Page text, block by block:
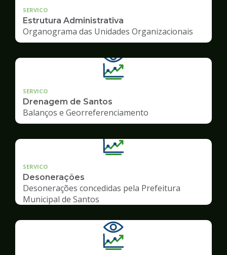
SERVICO
Estrutura Administrativa
Organograma das Unidades Organizacionais
SERVICO
Drenagem de Santos
Balanços e Georreferenciamento
SERVICO
Desonerações
Desonerações concedidas pela Prefeitura
Municipal de Santos